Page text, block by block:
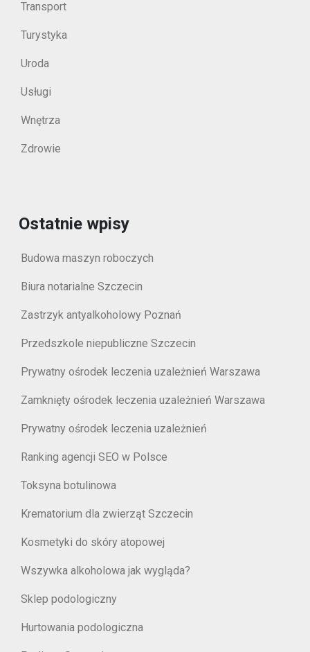
Transport
Turystyka
Uroda
Usługi
Wnętrza
Zdrowie
Ostatnie wpisy
Budowa maszyn roboczych
Biura notarialne Szczecin
Zastrzyk antyalkoholowy Poznań
Przedszkole niepubliczne Szczecin
Prywatny ośrodek leczenia uzależnień Warszawa
Zamknięty ośrodek leczenia uzależnień Warszawa
Prywatny ośrodek leczenia uzależnień
Ranking agencji SEO w Polsce
Toksyna botulinowa
Krematorium dla zwierząt Szczecin
Kosmetyki do skóry atopowej
Wszywka alkoholowa jak wygląda?
Sklep podologiczny
Hurtowania podologiczna